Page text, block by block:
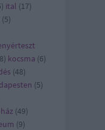
) ital (17)
(5)
8) kocsma (6)
(48)
(5)
(49)
(9)